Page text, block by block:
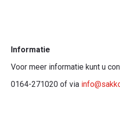
Informatie
Voor meer informatie kunt u
0164-271020 of via